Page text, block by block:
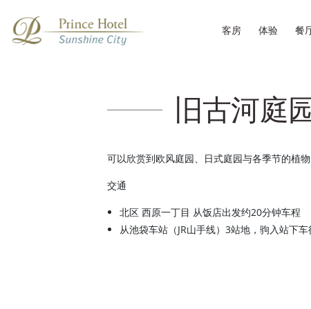
客房 体验 餐
旧古河庭
可以欣赏到欧风庭园、日式庭园与各季节的植物
交通
北区 西原一丁目 从饭店出发约20分钟车程
从池袋车站（JR山手线）3站地，驹入站下